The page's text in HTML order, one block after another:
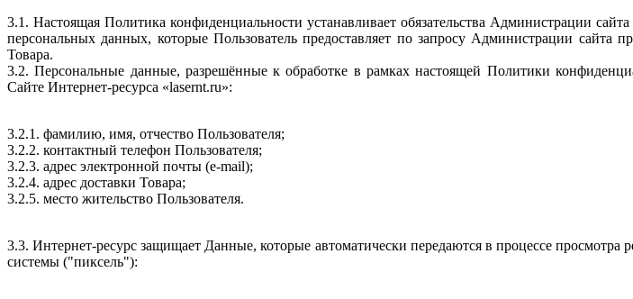
3.1. Настоящая Политика конфиденциальности устанавливает обязательства Администрации
персональных данных, которые Пользователь предоставляет по запросу Администрации сайта
Товара.
3.2. Персональные данные, разрешённые к обработке в рамках настоящей Политики
Сайте Интернет-ресурса «lasernt.ru»:
3.2.1. фамилию, имя, отчество Пользователя;
3.2.2. контактный телефон Пользователя;
3.2.3. адрес электронной почты (e-mail);
3.2.4. адрес доставки Товара;
3.2.5. место жительство Пользователя.
3.3. Интернет-ресурс защищает Данные, которые автоматически передаются в процессе
системы ("пиксель"):